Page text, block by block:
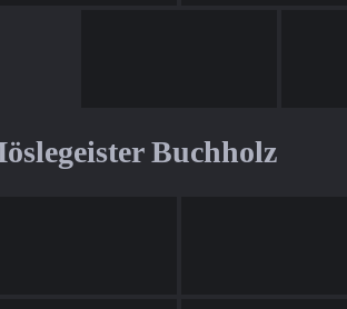
Buchholz